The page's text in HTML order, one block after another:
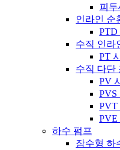
피투
인라인 순
PTD
수직 인라
PT
수직 다단
PV
PVS
PVT
PVE
하수 펌프
잠수형 하